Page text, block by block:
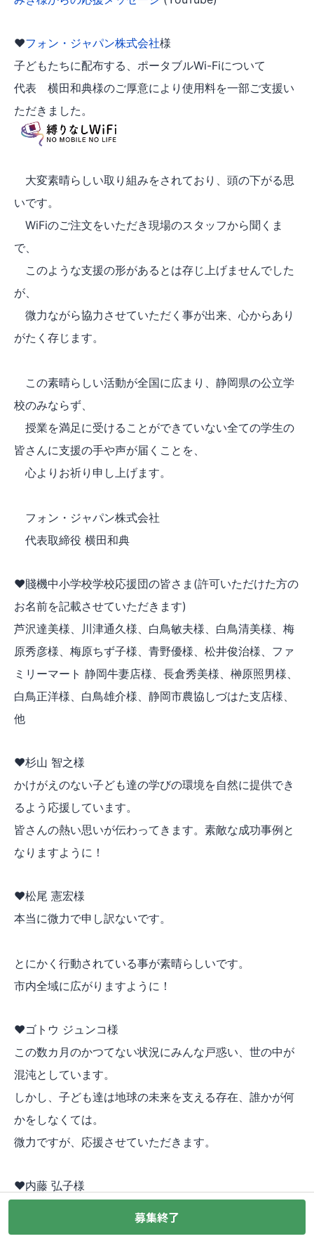
♥フォン・ジャパン株式会社様
子どもたちに配布する、ポータブルWi-Fiについて
代表 横田和典様のご厚意により使用料を一部ご支援い
ただきました。
大変素晴らしい取り組みをされており、頭の下がる思
いです。
WiFiのご注文をいただき現場のスタッフから聞くま
で、
このような支援の形があるとは存じ上げませんでした
が、
微力ながら協力させていただく事が出来、心からあり
がたく存じます。
この素晴らしい活動が全国に広まり、静岡県の公立学
校のみならず、
授業を満足に受けることができていない全ての学生の
皆さんに支援の手や声が届くことを、
心よりお祈り申し上げます。
フォン・ジャパン株式会社
代表取締役 横田和典
♥賤機中小学校学校応援団の皆さま(許可いただけた方の
お名前を記載させていただきます)
芦沢達美様、川津通久様、白鳥敏夫様、白鳥清美様、梅
原秀彦様、梅原ちず子様、青野優様、松井俊治様、ファ
ミリーマート 静岡牛妻店様、長倉秀美様、榊原照男様、
白鳥正洋様、白鳥雄介様、静岡市農協しづはた支店様、
他
♥杉山 智之様
かけがえのない子ども達の学びの環境を自然に提供でき
るよう応援しています。
皆さんの熱い思いが伝わってきます。素敵な成功事例と
なりますように！
♥松尾 憲宏様
本当に微力で申し訳ないです。
とにかく行動されている事が素晴らしいです。
市内全域に広がりますように！
♥ゴトウ ジュンコ様
この数カ月のかつてない状況にみんな戸惑い、世の中が
混沌としています。
しかし、子ども達は地球の未来を支える存在、誰かが何
かをしなくては。
微力ですが、応援させていただきます。
♥内藤 弘子様
募集終了